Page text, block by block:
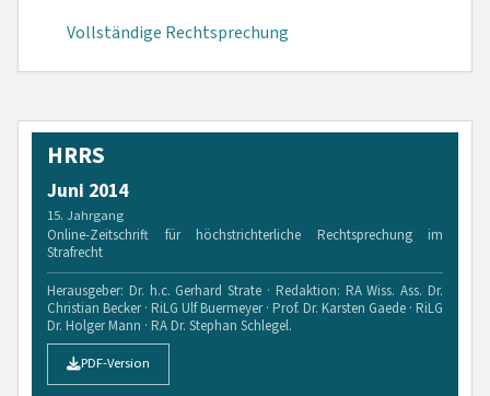
Vollständige Rechtsprechung
HRRS
Juni 2014
15. Jahrgang
Online-Zeitschrift für höchstrichterliche Rechtsprechung im
Strafrecht
Herausgeber: Dr. h.c. Gerhard Strate · Redaktion: RA Wiss. Ass. Dr.
Christian Becker · RiLG Ulf Buermeyer · Prof. Dr. Karsten Gaede · RiLG
Dr. Holger Mann · RA Dr. Stephan Schlegel.
PDF-Version